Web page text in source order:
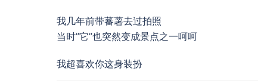
我几年前带蕃薯去过拍照
当时”它”也突然变成景点之一呵呵
我超喜欢你这身装扮